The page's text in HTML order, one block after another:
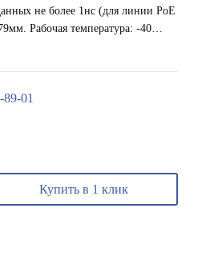
не более 1нс (для линии PoE
Рабочая температура: -40…
01
Купить в 1 клик